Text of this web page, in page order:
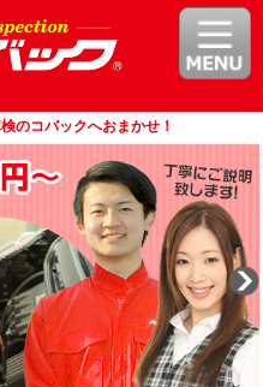
のコバックへおまかせ！